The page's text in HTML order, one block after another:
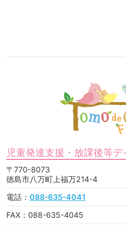
児童発達支援・放課後等デ
〒770-8073
徳島市八万町上福万214-4
電話：088-635-4041
FAX：088-635-4045